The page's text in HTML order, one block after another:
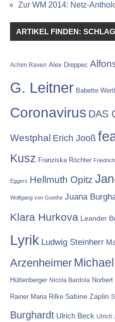
Zur WM 2014: Netz-
ARTIKEL FINDEN:
Achim Raven Alex Dreppec
G. Leitner Babette
Coronavirus DAS
Westphal Erich Jooß
Kusz Franziska Röchter
Eggers Hellmuth Opitz
Wolfgang von Goethe Juana
Klara Hurkova Leander
Lyrik Ludwig Steinherr
Arzenheimer
Hüttenberger Nicola Bardola
Rainer Maria Rilke Sabine Zaplin
Burghardt Ulrich Beck Ulrich